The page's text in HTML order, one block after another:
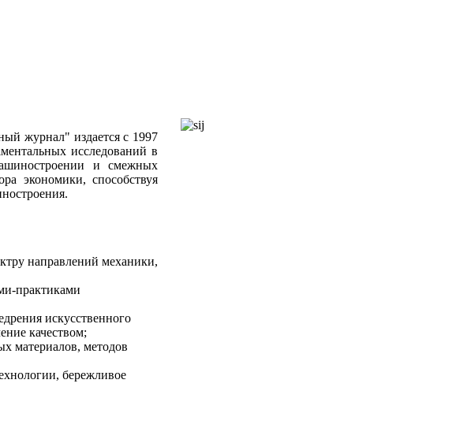
журнал" издается с 1997
исследований в
и смежных
экономики, способствуя
направлений механики,
практиками
искусственного
качеством;
материалов, методов
бережливое